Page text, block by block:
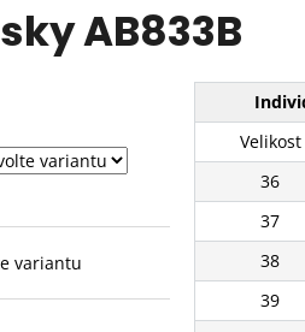
AB833B
Velikost
36
37
38
39
variantu